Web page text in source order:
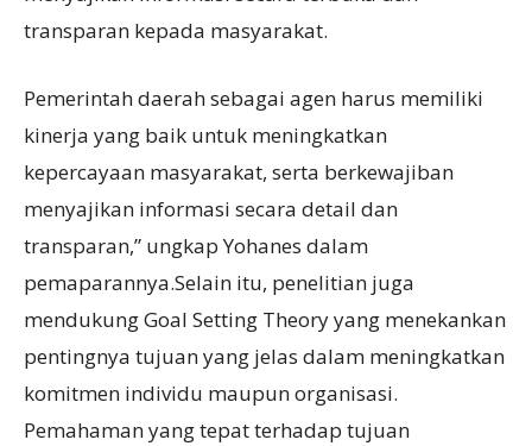
transparan kepada masyarakat.
Pemerintah daerah sebagai agen harus memiliki
kinerja yang baik untuk meningkatkan
kepercayaan masyarakat, serta berkewajiban
menyajikan informasi secara detail dan
transparan,” ungkap Yohanes dalam
pemaparannya.Selain itu, penelitian juga
mendukung Goal Setting Theory yang menekankan
pentingnya tujuan yang jelas dalam meningkatkan
komitmen individu maupun organisasi.
Pemahaman yang tepat terhadap tujuan